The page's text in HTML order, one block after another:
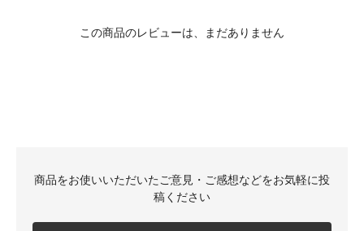
この商品のレビューは、まだありません
商品をお使いいただいたご意見・ご感想などをお気軽に投
稿ください